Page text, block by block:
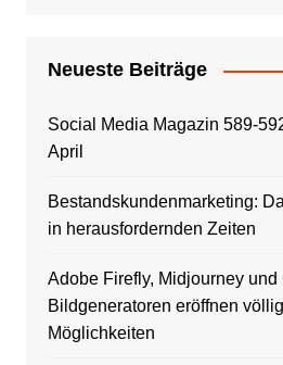
Neueste Beiträge
Social Media Magazin 589-
April
Bestandskundenmarketing:
in herausfordernden Zeiten
Adobe Firefly, Midjourney und
Bildgeneratoren eröffnen
Möglichkeiten